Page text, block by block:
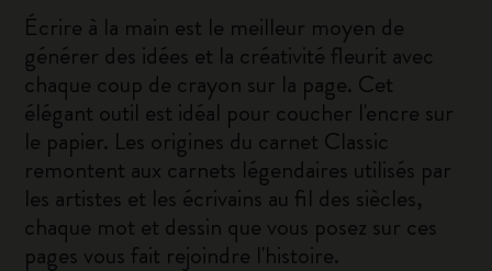
Écrire à la main est le meilleur moyen de
générer des idées et la créativité fleurit avec
chaque coup de crayon sur la page. Cet
élégant outil est idéal pour coucher l'encre sur
le papier. Les origines du carnet Classic
remontent aux carnets légendaires utilisés par
les artistes et les écrivains au fil des siècles,
chaque mot et dessin que vous posez sur ces
pages vous fait rejoindre l'histoire.